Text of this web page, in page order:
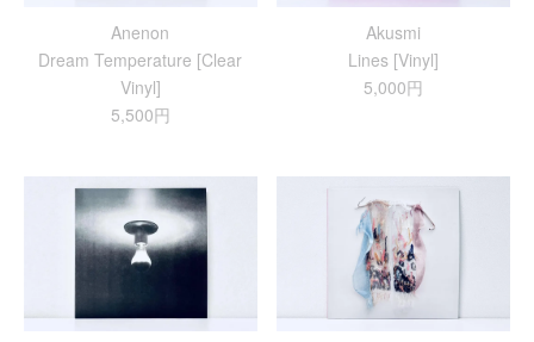
Anenon
Dream Temperature [Clear
Vinyl]
5,500円
Akusmi
Lines [Vinyl]
5,000円